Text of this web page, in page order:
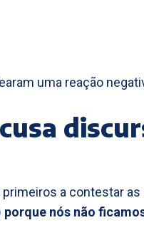
uma reação
a contestar
nós não